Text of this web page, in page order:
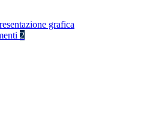
grafica
2